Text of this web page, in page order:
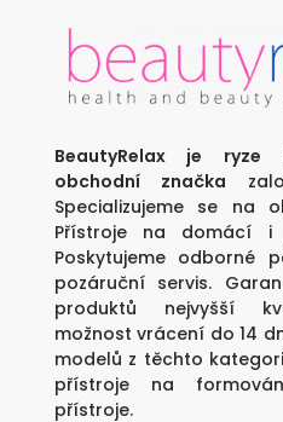
BeautyRelax je ryze
obchodní značka
Specializujeme se na
Přístroje na domácí i
Poskytujeme odborné
pozáruční servis.
produktů nejvyšší
možnost vrácení do 14
modelů z těchto
přístroje na
přístroje.